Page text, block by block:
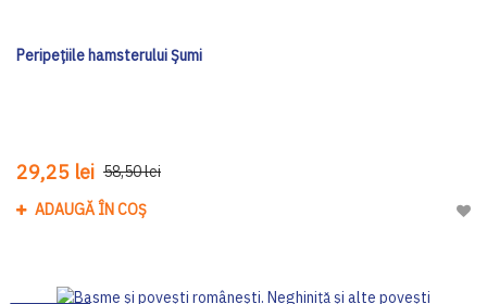
Peripețiile hamsterului Șumi
29,25 lei 58,50 lei
ADAUGĂ ÎN COȘ